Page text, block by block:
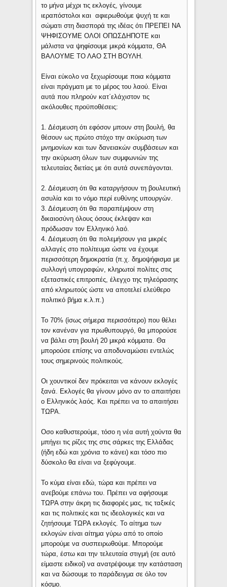
το μήνα μέχρι τις εκλογές, γίνουμε
ιεραπόστολοι και αφιερωθούμε ψυχή τε και
σώματι στη διασπορά της ιδέας ότι ΠΡΕΠΕΙ ΝΑ
ΨΗΦΙΣΟΥΜΕ ΟΛΟΙ ΟΠΩΣΔΗΠΟΤΕ και
μάλιστα να ψηφίσουμε μικρά κόμματα, ΘΑ
ΒΑΛΟΥΜΕ ΤΟ ΛΑΟ ΣΤΗ ΒΟΥΛΗ.
Είναι εύκολο να ξεχωρίσουμε ποια κόμματα
είναι πράγματι με το μέρος του λαού. Είναι
αυτά που πληρούν κατ΄ελάχιστον τις
ακόλουθες προϋποθέσεις:
1. Δέσμευση ότι εφόσον μπουν στη βουλή, θα
θέσουν ως πρώτο στόχο την ακύρωση των
μνημονίων και των δανειακών συμβάσεων και
την ακύρωση όλων των συμφωνιών της
τελευταίας διετίας με ότι αυτά συνεπάγονται.
2. Δέσμευση ότι θα καταργήσουν τη βουλευτική
ασυλία και το νόμο περί ευθύνης υπουργών.
3. Δέσμευση ότι θα παραπέμψουν στη
δικαιοσύνη όλους όσους έκλεψαν και
πρόδωσαν τον Ελληνικό λαό.
4. Δέσμευση ότι θα πολεμήσουν για μικρές
αλλαγές στο πολίτευμα ώστε να έχουμε
περισσότερη δημοκρατία (π.χ. δημοψήφισμα με
συλλογή υπογραφών, κληρωτοί πολίτες στις
εξεταστικές επιτροπές, έλεγχο της τηλεόρασης
από κληρωτούς ώστε να αποτελεί ελεύθερο
πολιτικό βήμα κ.λ.π.)
Το 70% (ίσως σήμερα περισσότερο) που θέλει
τον κανέναν για πρωθυπουργό, θα μπορούσε
να βάλει στη βουλή 20 μικρά κόμματα. Θα
μπορούσε επίσης να αποδυναμώσει εντελώς
τους σημερινούς πολιτικούς.
Οι χουντικοί δεν πρόκειται να κάνουν εκλογές
ξανά. Εκλογές θα γίνουν μόνο αν το απαιτήσει
ο Ελληνικός λαός. Και πρέπει να το απαιτήσει
ΤΩΡΑ.
Οσο καθυστερούμε, τόσο η νέα αυτή χούντα θα
μπήγει τις ρίζες της στις σάρκες της Ελλάδας
(ήδη εδώ και χρόνια το κάνει) και τόσο πιο
δύσκολο θα είναι να ξεφύγουμε.
Το κύμα είναι εδώ, τώρα και πρέπει να
ανεβούμε επάνω του. Πρέπει να αφήσουμε
ΤΩΡΑ στην άκρη τις διαφορές μας, τις ταξικές
και τις πολιτικές και τις ιδεολογικές και να
ζητήσουμε ΤΩΡΑ εκλογές. Το αίτημα των
εκλογών είναι αίτημα γύρω από το οποίο
μπορούμε να συσπειρωθούμε. Μπορούμε
τώρα, έστω και την τελευταία στιγμή (σε αυτό
είμαστε ειδικοί) να ανατρέψουμε την κατάσταση
και να δώσουμε το παράδειγμα σε όλο τον
κόσμο.